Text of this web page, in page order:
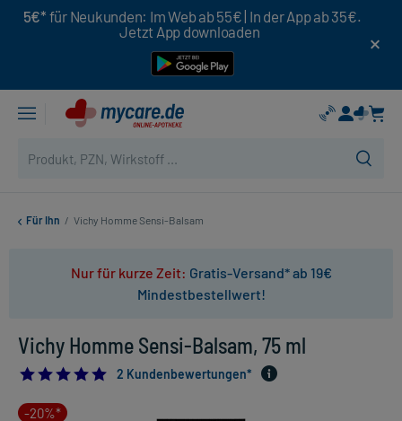
5€* für Neukunden: Im Web ab 55€ | In der App ab 35€.
Jetzt App downloaden
Für Ihn / Vichy Homme Sensi-Balsam
Nur für kurze Zeit: Gratis-Versand* ab 19€
Mindestbestellwert!
Vichy Homme Sensi-Balsam, 75 ml
5.0
2 Kundenbewertungen*
-20%*